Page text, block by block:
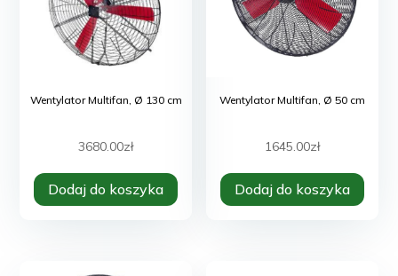
Wentylator Multifan, Ø 130 cm
3680.00zł
Dodaj do koszyka
Wentylator Multifan, Ø 50 cm
1645.00zł
Dodaj do koszyka